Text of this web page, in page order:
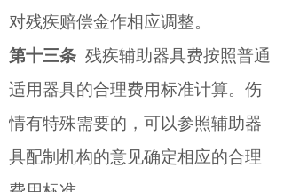
对残疾赔偿金作相应调整。
第十三条 残疾辅助器具费按照普通
适用器具的合理费用标准计算。伤
情有特殊需要的，可以参照辅助器
具配制机构的意见确定相应的合理